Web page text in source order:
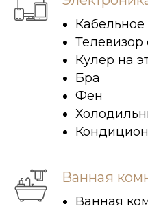
Телевизор
Кулер на
Бра
Фен
Ванная
Ванная